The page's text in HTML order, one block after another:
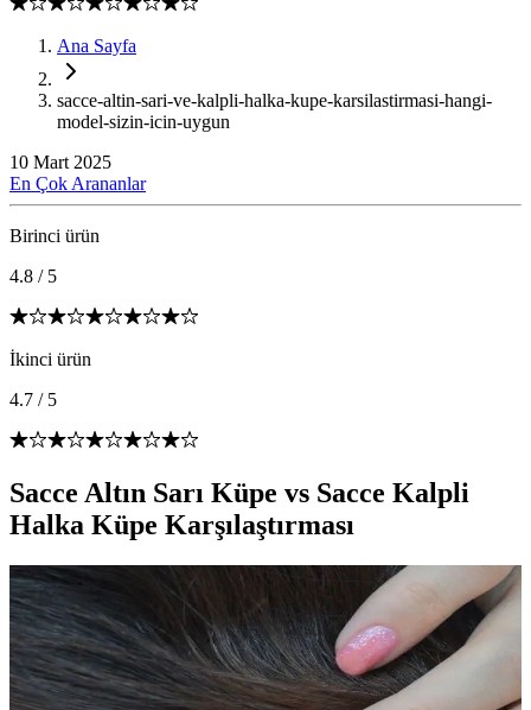
Ana Sayfa
sacce-altin-sari-ve-kalpli-halka-kupe-karsilastirmasi-hangi-
model-sizin-icin-uygun
10 Mart 2025
En Çok Arananlar
Birinci ürün
4.8 / 5
İkinci ürün
4.7 / 5
Sacce Altın Sarı Küpe vs Sacce Kalpli
Halka Küpe Karşılaştırması